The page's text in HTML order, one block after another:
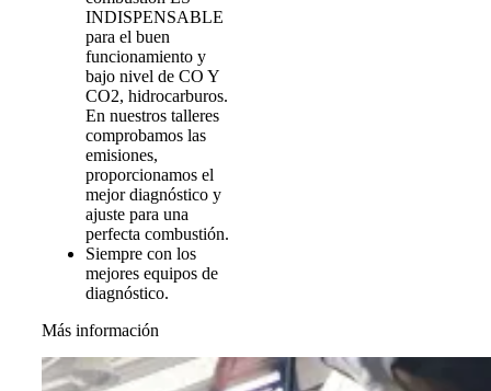
INDISPENSABLE
para el buen
funcionamiento y
bajo nivel de CO Y
CO2, hidrocarburos.
En nuestros talleres
comprobamos las
emisiones,
proporcionamos el
mejor diagnóstico y
ajuste para una
perfecta combustión.
Siempre con los
mejores equipos de
diagnóstico.
Más información